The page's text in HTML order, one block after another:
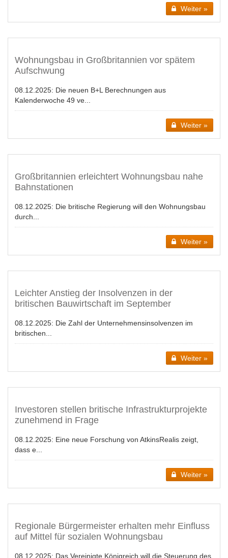
Weiter »
Wohnungsbau in Großbritannien vor spätem
Aufschwung
08.12.2025: Die neuen B+L Berechnungen aus
Kalenderwoche 49 ve...
Weiter »
Großbritannien erleichtert Wohnungsbau nahe
Bahnstationen
08.12.2025: Die britische Regierung will den Wohnungsbau
durch...
Weiter »
Leichter Anstieg der Insolvenzen in der
britischen Bauwirtschaft im September
08.12.2025: Die Zahl der Unternehmensinsolvenzen im
britischen...
Weiter »
Investoren stellen britische Infrastrukturprojekte
zunehmend in Frage
08.12.2025: Eine neue Forschung von AtkinsRealis zeigt,
dass e...
Weiter »
Regionale Bürgermeister erhalten mehr Einfluss
auf Mittel für sozialen Wohnungsbau
08.12.2025: Das Vereinigte Königreich will die Steuerung des